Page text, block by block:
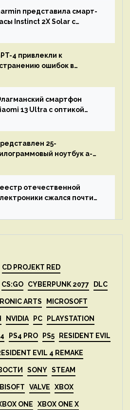
представила смарт-
Instinct 2X Solar с
4 привлекли к
ошибок в
до полного
кода и
что пошло не так
смартфон
13 Ultra с оптикой
18 апреля
25-
ноутбук a-
3 Тбайт DDR5 и шесть
отечественной
сжался почти
CD PROJEKT RED
CS:GO CYBERPUNK 2077 DLC
ARTS MICROSOFT
NVIDIA PC PLAYSTATION
PS4 PRO PS5 RESIDENT EVIL
EVIL 4 REMAKE
SONY STEAM
VALVE XBOX
ONE XBOX ONE X